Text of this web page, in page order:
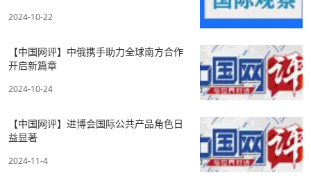
2024-10-22
【中国网评】中俄携手助力全球南方合作
开启新篇章
2024-10-24
【中国网评】进博会国际公共产品角色日
益显著
2024-11-4